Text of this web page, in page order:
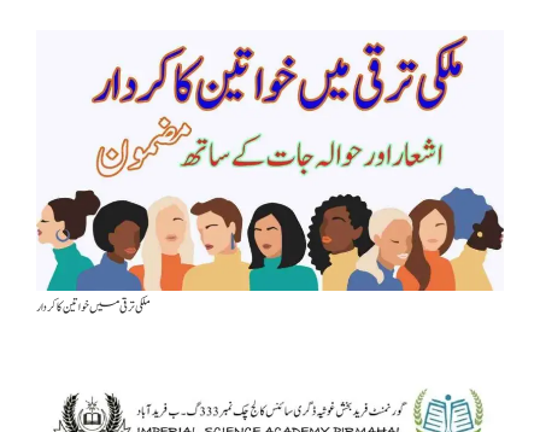
ملکی ترقی میں خواتین کا کردار